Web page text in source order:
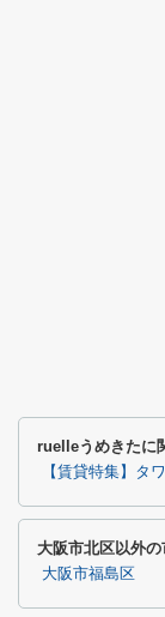
ruelleうめきたに
【賃貸特集】タ
大阪市北区以外
大阪市福島区